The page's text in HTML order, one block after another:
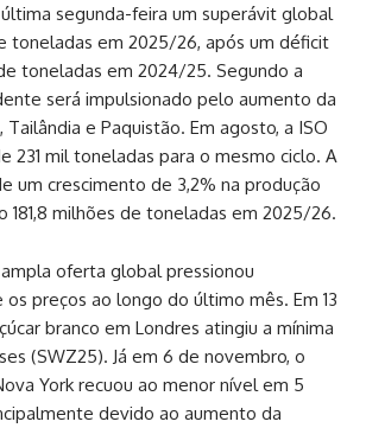
segunda-feira um superávit global
toneladas em 2025/26, após um déficit
toneladas em 2024/25. Segundo a
será impulsionado pelo aumento da
Tailândia e Paquistão. Em agosto, a ISO
231 mil toneladas para o mesmo ciclo. A
um crescimento de 3,2% na produção
181,8 milhões de toneladas em 2025/26.
oferta global pressionou
preços ao longo do último mês. Em 13
branco em Londres atingiu a mínima
(SWZ25). Já em 6 de novembro, o
York recuou ao menor nível em 5
devido ao aumento da